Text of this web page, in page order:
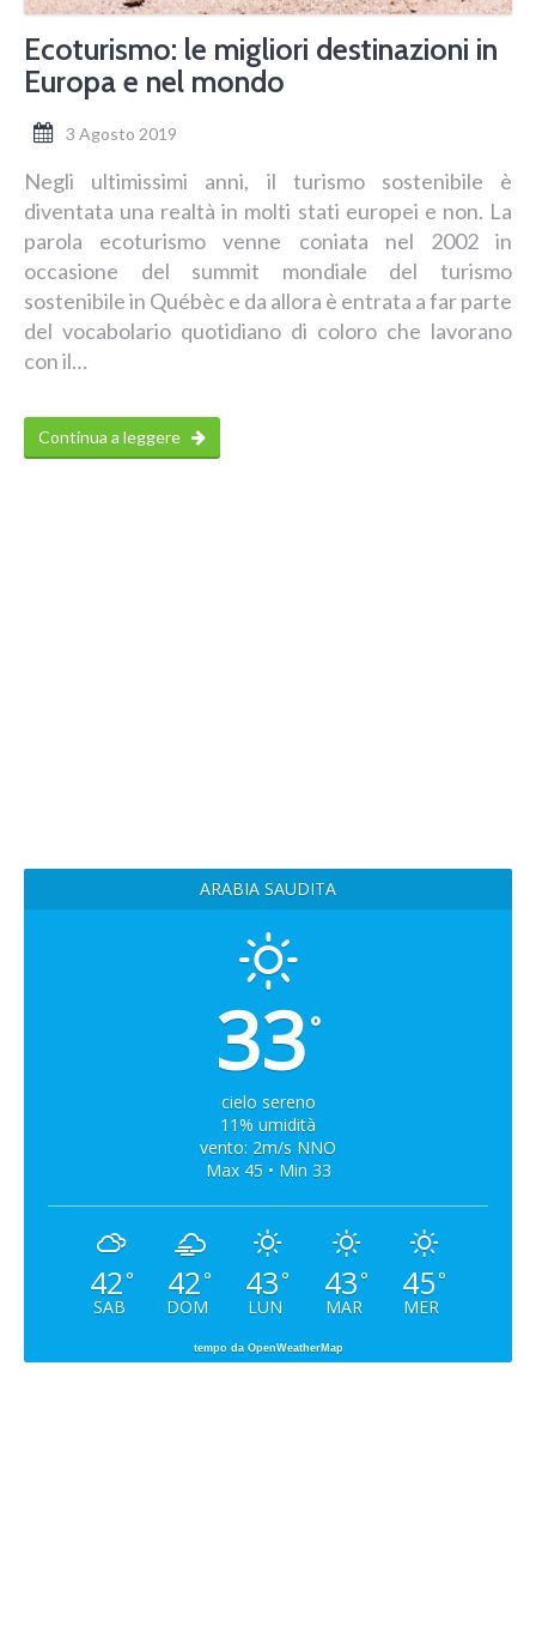
Ecoturismo: le migliori destinazioni in
Europa e nel mondo
3 Agosto 2019
Negli ultimissimi anni, il turismo sostenibile è
diventata una realtà in molti stati europei e non. La
parola ecoturismo venne coniata nel 2002 in
occasione del summit mondiale del turismo
sostenibile in Québèc e da allora è entrata a far parte
del vocabolario quotidiano di coloro che lavorano
con il…
Continua a leggere
ARABIA SAUDITA
33°
cielo sereno
11% umidità
vento: 2m/s NNO
Max 45 • Min 33
42°
SAB
42°
DOM
43°
LUN
43°
MAR
45°
MER
tempo da OpenWeatherMap